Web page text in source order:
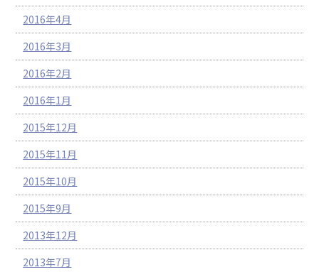
2016年4月
2016年3月
2016年2月
2016年1月
2015年12月
2015年11月
2015年10月
2015年9月
2013年12月
2013年7月